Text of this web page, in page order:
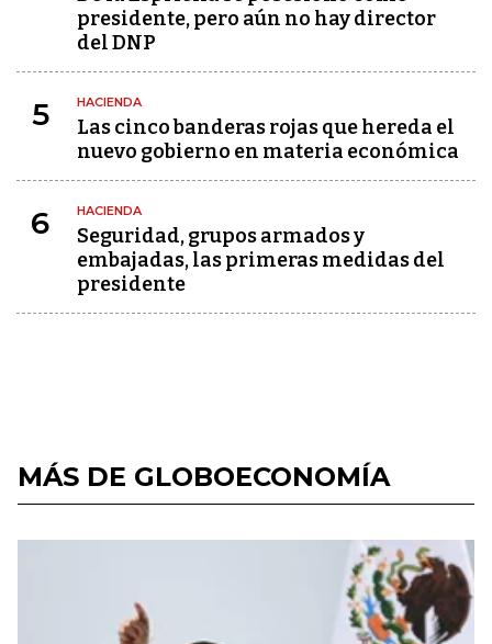
presidente, pero aún no hay director
del DNP
5 HACIENDA
Las cinco banderas rojas que hereda el
nuevo gobierno en materia económica
6 HACIENDA
Seguridad, grupos armados y
embajadas, las primeras medidas del
presidente
MÁS DE GLOBOECONOMÍA